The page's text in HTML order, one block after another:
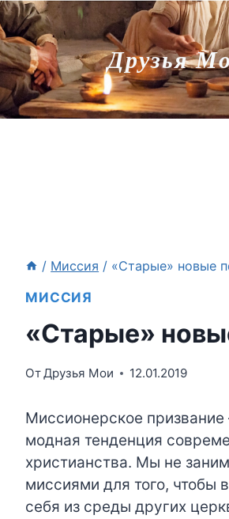
Перейти
к
содержимомуДрузья
/ Миссия / «Старые» новые
МИССИЯ
«Старые»
ОтДрузья Мои 12.01.2019
Миссионерское призвание
модная тенденция
христианства. Мы не
миссиями для того, чтобы
себя из среды других